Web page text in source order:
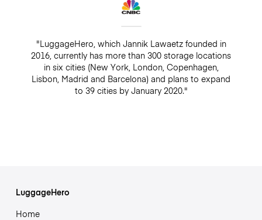
"LuggageHero, which Jannik Lawaetz founded in
2016, currently has more than 300 storage locations
in six cities (New York, London, Copenhagen,
Lisbon, Madrid and Barcelona) and plans to expand
to 39 cities by January 2020."
LuggageHero
Home